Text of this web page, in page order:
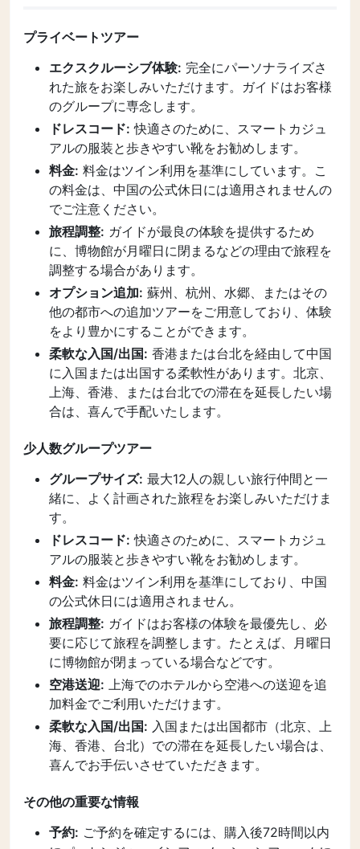
プライベートツアー
エクスクルーシブ体験: 完全にパーソナライズさ
れた旅をお楽しみいただけます。ガイドはお客様
のグループに専念します。
ドレスコード: 快適さのために、スマートカジュ
アルの服装と歩きやすい靴をお勧めします。
料金: 料金はツイン利用を基準にしています。こ
の料金は、中国の公式休日には適用されませんの
でご注意ください。
旅程調整: ガイドが最良の体験を提供するため
に、博物館が月曜日に閉まるなどの理由で旅程を
調整する場合があります。
オプション追加: 蘇州、杭州、水郷、またはその
他の都市への追加ツアーをご用意しており、体験
をより豊かにすることができます。
柔軟な入国/出国: 香港または台北を経由して中国
に入国または出国する柔軟性があります。北京、
上海、香港、または台北での滞在を延長したい場
合は、喜んで手配いたします。
少人数グループツアー
グループサイズ: 最大12人の親しい旅行仲間と一
緒に、よく計画された旅程をお楽しみいただけま
す。
ドレスコード: 快適さのために、スマートカジュ
アルの服装と歩きやすい靴をお勧めします。
料金: 料金はツイン利用を基準にしており、中国
の公式休日には適用されません。
旅程調整: ガイドはお客様の体験を最優先し、必
要に応じて旅程を調整します。たとえば、月曜日
に博物館が閉まっている場合などです。
空港送迎: 上海でのホテルから空港への送迎を追
加料金でご利用いただけます。
柔軟な入国/出国: 入国または出国都市（北京、上
海、香港、台北）での滞在を延長したい場合は、
喜んでお手伝いさせていただきます。
その他の重要な情報
予約: ご予約を確定するには、購入後72時間以内